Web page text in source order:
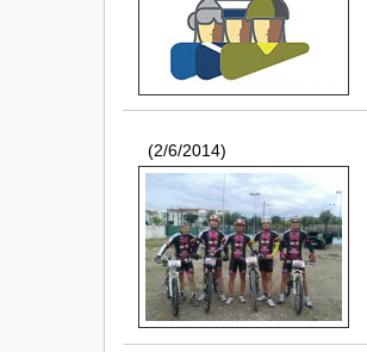
(2/6/2014)